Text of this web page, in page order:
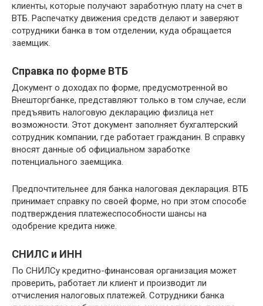
клиенты, которые получают заработную плату на счет в
ВТБ. Распечатку движения средств делают и заверяют
сотрудники банка в том отделении, куда обращается
заемщик.
Справка по форме ВТБ
Документ о доходах по форме, предусмотренной во
Внешторгбанке, представляют только в том случае, если
предъявить налоговую декларацию физлица нет
возможности. Этот документ заполняет бухгалтерский
сотрудник компании, где работает гражданин. В справку
вносят данные об официальном заработке
потенциального заемщика.
Предпочтительнее для банка налоговая декларация. ВТБ
принимает справку по своей форме, но при этом способе
подтверждения платежеспособности шансы на
одобрение кредита ниже.
СНИЛС и ИНН
По СНИЛСу кредитно-финансовая организация может
проверить, работает ли клиент и производит ли
отчисления налоговых платежей. Сотрудники банка